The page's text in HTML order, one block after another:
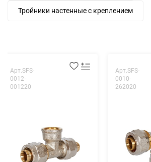
Тройники настенные с креплением
Арт.SFS-
0012-
001220
Арт.SFS-
0010-
262020